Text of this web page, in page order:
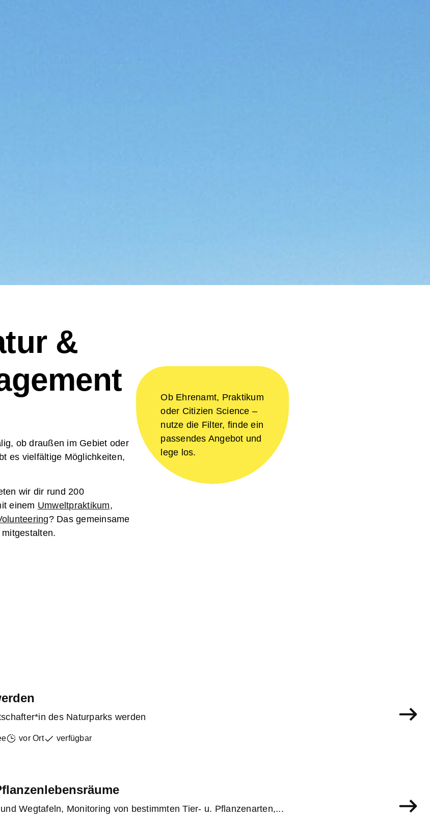
&
ob draußen im Gebiet oder
es vielfältige Möglichkeiten,
wir dir rund 200
einem Umweltpraktikum,
? Das gemeinsame
Ob Ehrenamt, Praktikum
oder Citizien Science –
nutze die Filter, finde ein
passendes Angebot und
lege los.
des Naturparks werden
vor Ort verfügbar
Wegtafeln, Monitoring von bestimmten Tier- u. Pflanzenarten,...